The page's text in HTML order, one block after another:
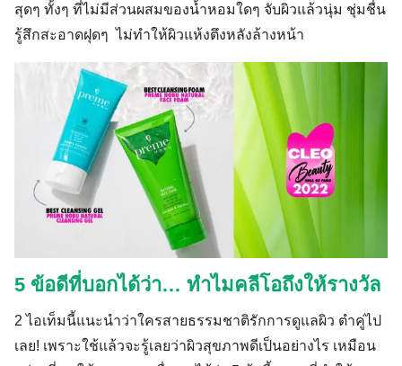
สุดๆ ทั้งๆ ที่ไม่มีส่วนผสมของน้ำหอมใดๆ จับผิวแล้วนุ่ม ชุ่มชื่น
รู้สึกสะอาดฝุดๆ ไม่ทำให้ผิวแห้งตึงหลังล้างหน้า
5 ข้อดีที่บอกได้ว่า… ทำไมคลีโอถึงให้รางวัล
2 ไอเท็มนี้แนะนำว่าใครสายธรรมชาติรักการดูแลผิว ตำคู่ไป
เลย! เพราะใช้แล้วจะรู้เลยว่าผิวสุขภาพดีเป็นอย่างไร เหมือน